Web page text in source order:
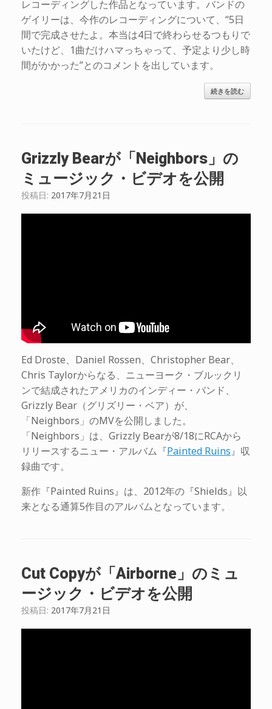
レコーディングした作品となっています。バンドの
ゲイリーは、今作のレコーディングについて、“5日
間で完成させたよ。本当は4日で終わらせるつもりで
いたけど、1曲だけハマっちゃって、予定より少し時
間がかかった”とのコメントを出しています。
続きを読む
Grizzly Bearが「Neighbors」の
ミュージック・ビデオを公開
投稿日: 2017年7月21日
Ed Droste、Daniel Rossen、Christopher Bear、
Chris Taylorからなる、ニューヨーク・ブルックリ
ンで結成されたアメリカのインディー・バンド、
Grizzly Bear（グリズリー・ベア）が、
「Neighbors」のMVを公開しました。
「Neighbors」は、Grizzly Bearが8/18にRCAから
リリースするニュー・アルバム『Painted Ruins』収
録曲です。
新作『Painted Ruins』は、2012年の『Shields』以
来となる通算5作目のアルバムとなっています。
Cut Copyが「Airborne」のミュ
ージック・ビデオを公開
投稿日: 2017年7月21日